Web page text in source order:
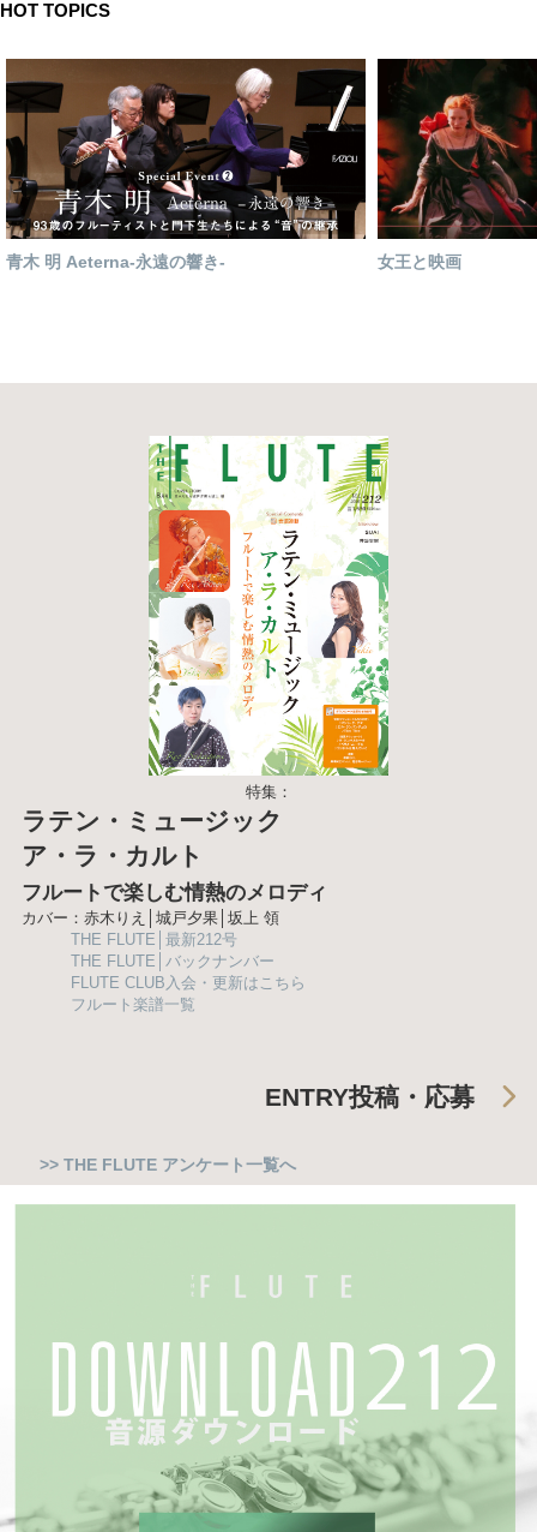
HOT TOPICS
青木 明 Aeterna-永遠の響き- 女王と映画
特集：
ラテン・ミュージック
ア・ラ・カルト
フルートで楽しむ情熱のメロディ
カバー：赤木りえ│城戸夕果│坂上 領
THE FLUTE│最新212号
THE FLUTE│バックナンバー
FLUTE CLUB入会・更新はこちら
フルート楽譜一覧
ENTRY投稿・応募
>> THE FLUTE アンケート一覧へ